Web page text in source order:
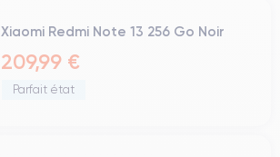
Xiaomi Redmi Note 13 256 Go Noir
209,99 €
Parfait état